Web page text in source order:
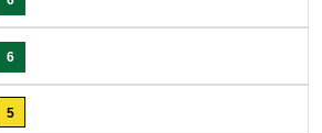
6
5